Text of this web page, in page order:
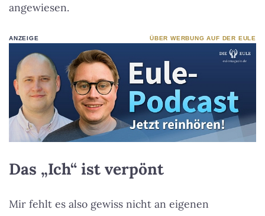
angewiesen.
ANZEIGE ÜBER WERBUNG AUF DER EULE
Das „Ich“ ist verpönt
Mir fehlt es also gewiss nicht an eigenen